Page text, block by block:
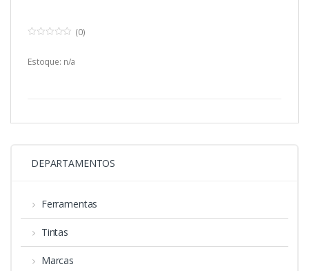
u
(0)
Estoque: n/a
DEPARTAMENTOS
Ferramentas
Tintas
Marcas